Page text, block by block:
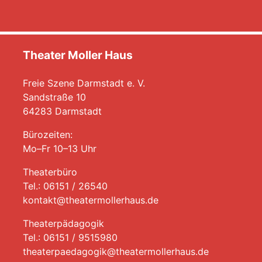
Theater Moller Haus
Freie Szene Darmstadt e. V.
Sandstraße 10
64283 Darmstadt
Bürozeiten:
Mo–Fr 10–13 Uhr
Theaterbüro
Tel.: 06151 / 26540
kontakt@theatermollerhaus.de
Theaterpädagogik
Tel.: 06151 / 9515980
theaterpaedagogik@theatermollerhaus.de